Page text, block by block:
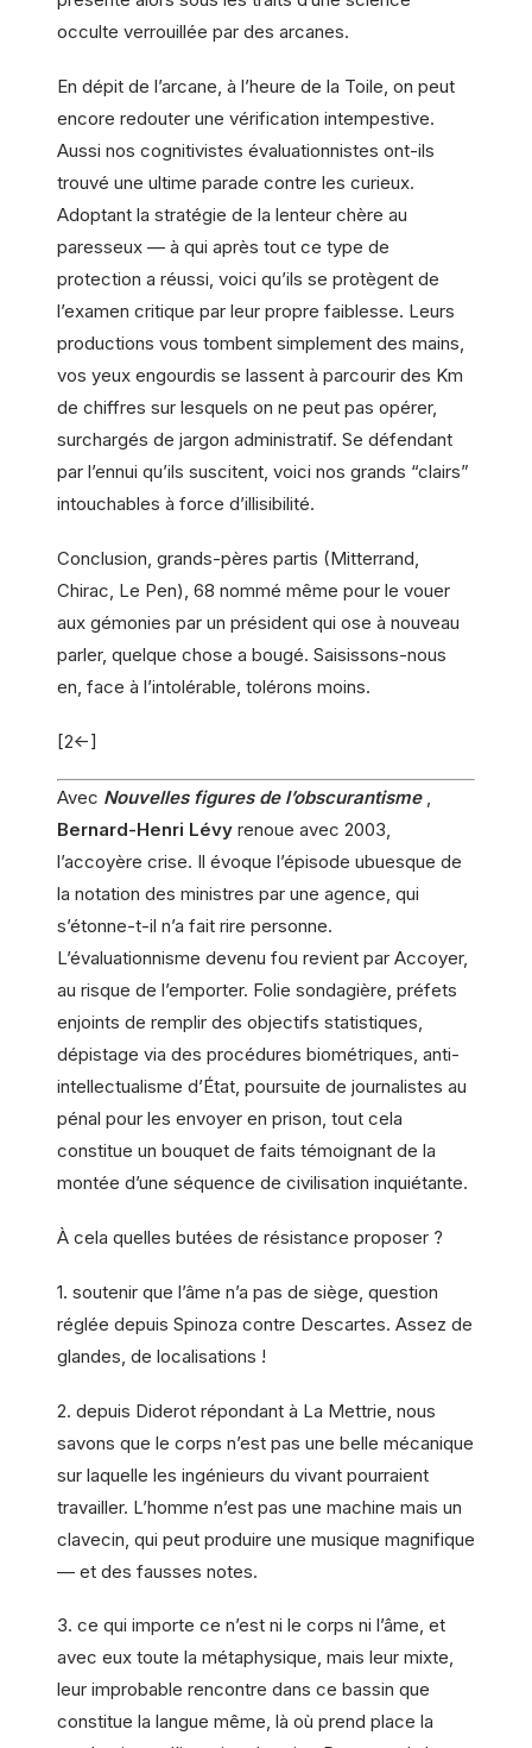
occulte verrouillée par des arcanes.
En dépit de l’arcane, à l’heure de la Toile, on peut
encore redouter une vérification intempestive.
Aussi nos cognitivistes évaluationnistes ont-ils
trouvé une ultime parade contre les curieux.
Adoptant la stratégie de la lenteur chère au
paresseux — à qui après tout ce type de
protection a réussi, voici qu’ils se protègent de
l’examen critique par leur propre faiblesse. Leurs
productions vous tombent simplement des mains,
vos yeux engourdis se lassent à parcourir des Km
de chiffres sur lesquels on ne peut pas opérer,
surchargés de jargon administratif. Se défendant
par l’ennui qu’ils suscitent, voici nos grands “clairs”
intouchables à force d’illisibilité.
Conclusion, grands-pères partis (Mitterrand,
Chirac, Le Pen), 68 nommé même pour le vouer
aux gémonies par un président qui ose à nouveau
parler, quelque chose a bougé. Saisissons-nous
en, face à l’intolérable, tolérons moins.
[2<-]
Avec Nouvelles figures de l’obscurantisme ,
Bernard-Henri Lévy renoue avec 2003,
l’accoyère crise. Il évoque l’épisode ubuesque de
la notation des ministres par une agence, qui
s’étonne-t-il n’a fait rire personne.
L’évaluationnisme devenu fou revient par Accoyer,
au risque de l’emporter. Folie sondagière, préfets
enjoints de remplir des objectifs statistiques,
dépistage via des procédures biométriques, anti-
intellectualisme d’État, poursuite de journalistes au
pénal pour les envoyer en prison, tout cela
constitue un bouquet de faits témoignant de la
montée d’une séquence de civilisation inquiétante.
À cela quelles butées de résistance proposer ?
1. soutenir que l’âme n’a pas de siège, question
réglée depuis Spinoza contre Descartes. Assez de
glandes, de localisations !
2. depuis Diderot répondant à La Mettrie, nous
savons que le corps n’est pas une belle mécanique
sur laquelle les ingénieurs du vivant pourraient
travailler. L’homme n’est pas une machine mais un
clavecin, qui peut produire une musique magnifique
— et des fausses notes.
3. ce qui importe ce n’est ni le corps ni l’âme, et
avec eux toute la métaphysique, mais leur mixte,
leur improbable rencontre dans ce bassin que
constitue la langue même, là où prend place la